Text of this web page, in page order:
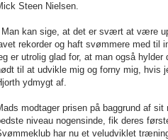
Steen Nielsen.
kan sige, at det er svært at være
rekorder og haft svømmere med til
er utrolig glad for, at man også
til at udvikle mig og forny mig, hvis
ydmygt af.
modtager prisen på baggrund af
niveau nogensinde, fik deres
har nu et veludviklet